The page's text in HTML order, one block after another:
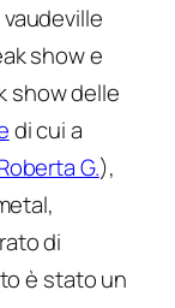
show e
show delle
di cui a
G.),
di
è stato un